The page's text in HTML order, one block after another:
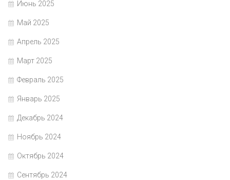
Июнь 2025
Май 2025
Апрель 2025
Март 2025
Февраль 2025
Январь 2025
Декабрь 2024
Ноябрь 2024
Октябрь 2024
Сентябрь 2024